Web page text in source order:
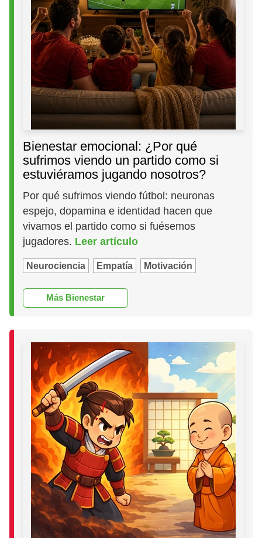
Bienestar emocional: ¿Por qué
sufrimos viendo un partido como si
estuviéramos jugando nosotros?
Por qué sufrimos viendo fútbol: neuronas
espejo, dopamina e identidad hacen que
vivamos el partido como si fuésemos
jugadores. Leer artículo
Neurociencia Empatía Motivación
Más Bienestar